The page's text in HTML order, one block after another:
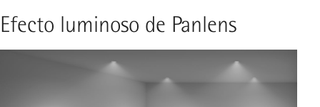
Efecto luminoso de Panlens